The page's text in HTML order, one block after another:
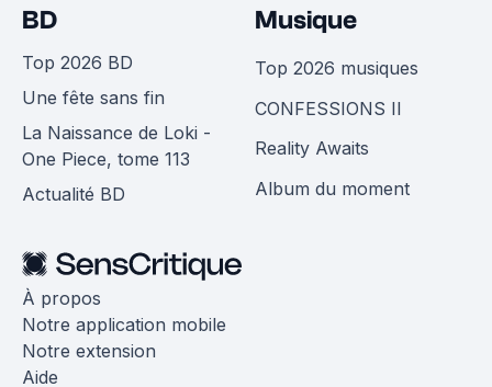
BD
Top 2026 BD
Une fête sans fin
La Naissance de Loki -
One Piece, tome 113
Actualité BD
Musique
Top 2026 musiques
CONFESSIONS II
Reality Awaits
Album du moment
À propos
Notre application mobile
Notre extension
Aide